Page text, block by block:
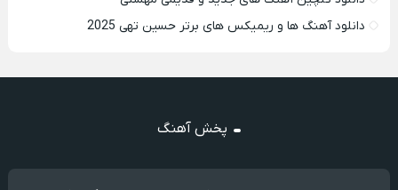
دانلود آهنگ ها و ریمیکس های برتر حسین تهی 2025
پخش آهنگ